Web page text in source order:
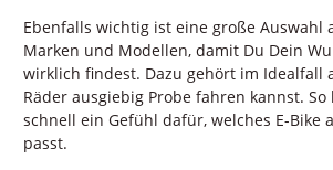
Ebenfalls wichtig ist eine große Auswahl
Marken und Modellen, damit Du Dein
wirklich findest. Dazu gehört im Idealfall
Räder ausgiebig Probe fahren kannst. So
schnell ein Gefühl dafür, welches E-Bike
passt.